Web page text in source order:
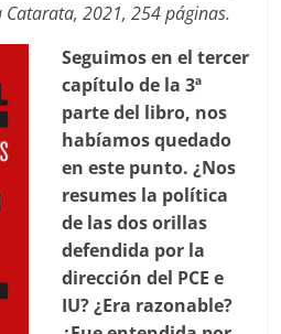
2021, 254 páginas.
Seguimos en el tercer
capítulo de la 3ª
parte del libro, nos
habíamos quedado
en este punto. ¿Nos
resumes la política
de las dos orillas
defendida por la
dirección del PCE e
IU? ¿Era razonable?